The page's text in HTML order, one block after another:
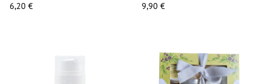
6,20 €
9,90 €